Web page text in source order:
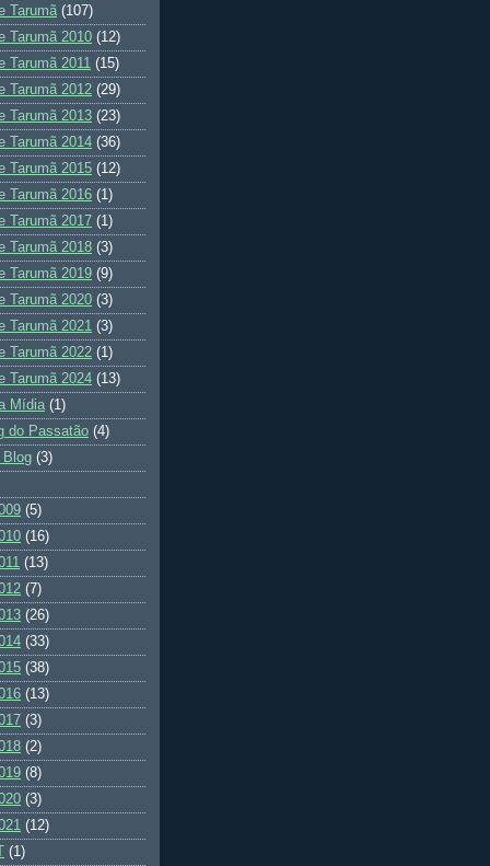
Tarumã (107)
Tarumã 2010 (12)
Tarumã 2011 (15)
Tarumã 2012 (29)
Tarumã 2013 (23)
Tarumã 2014 (36)
Tarumã 2015 (12)
Tarumã 2016 (1)
Tarumã 2017 (1)
Tarumã 2018 (3)
Tarumã 2019 (9)
Tarumã 2020 (3)
Tarumã 2021 (3)
Tarumã 2022 (1)
Tarumã 2024 (13)
Mídia (1)
do Passatão (4)
Blog (3)
(5)
(16)
(13)
(7)
(26)
(33)
(38)
(13)
(3)
(2)
(8)
(3)
(12)
(1)